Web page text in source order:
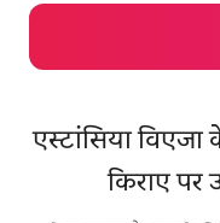
एस्टांसिया विएजा
किराए पर